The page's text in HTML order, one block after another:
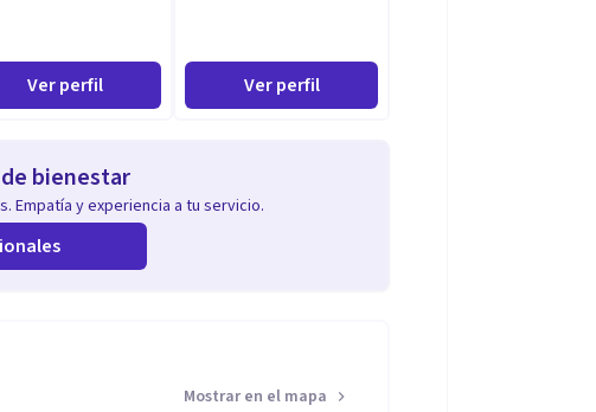
Ver perfil Ver perfil
bienestar
Empatía y experiencia a tu servicio.
Mostrar en el mapa